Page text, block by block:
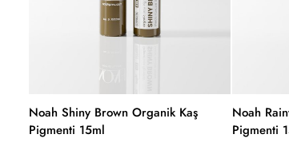
Noah Shiny Brown Organik Kaş
Pigmenti 15ml
Noah
Pigmenti